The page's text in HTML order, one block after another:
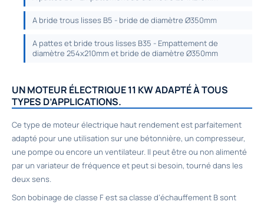
A bride trous lisses B5 - bride de diamètre Ø350mm
A pattes et bride trous lisses B35 - Empattement de
diamètre 254x210mm et bride de diamètre Ø350mm
UN MOTEUR ÉLECTRIQUE 11 KW ADAPTÉ À TOUS
TYPES D’APPLICATIONS.
Ce type de moteur électrique haut rendement est parfaitement
adapté pour une utilisation sur une bétonnière, un compresseur,
une pompe ou encore un ventilateur. Il peut être ou non alimenté
par un variateur de fréquence et peut si besoin, tourné dans les
deux sens.
Son bobinage de classe F est sa classe d’échauffement B sont